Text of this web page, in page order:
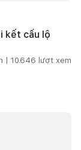
kết cấu lộ
| 10.646 lượt xem